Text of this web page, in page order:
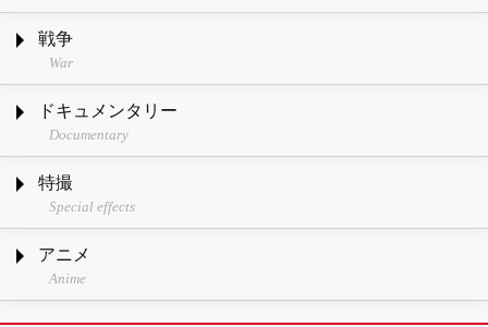
戦争
War
ドキュメンタリー
Documentary
特撮
Special effects
アニメ
Anime